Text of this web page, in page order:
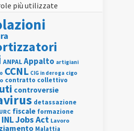
più utilizzate
ANPALAppalto artigiani
CCNL CIG in deroga cigo
contratto collettivo
controversie
detassazione
fiscale formazione
INLJobs Act Lavoro
Malattia